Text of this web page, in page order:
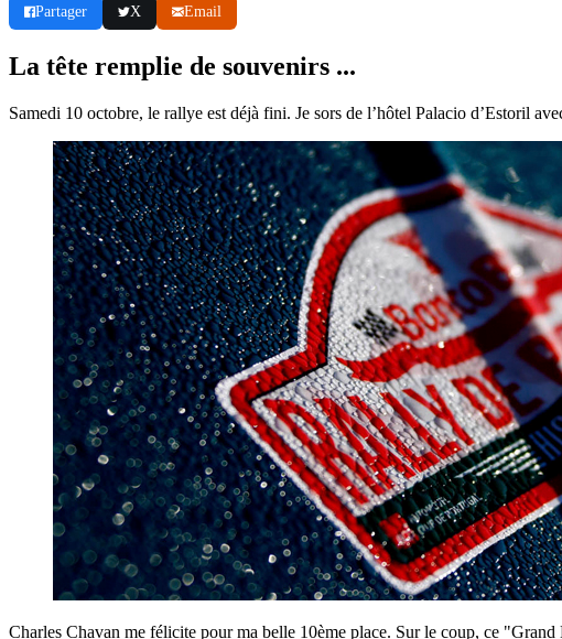
Partager X Email
La tête remplie de souvenirs ...
Samedi 10 octobre, le rallye est déjà fini. Je sors de l’hôtel Palacio d’Estoril
Charles Chavan me félicite pour ma belle 10ème place. Sur le coup, ce